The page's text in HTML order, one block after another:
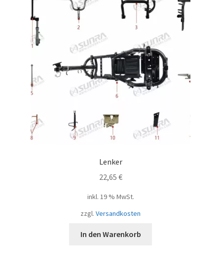
Lenker
22,65 €
inkl. 19 % MwSt.
zzgl. Versandkosten
In den Warenkorb